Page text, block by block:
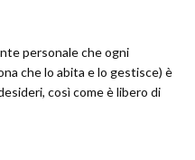
personale che ogni
che lo abita e lo gestisce) è
così come è libero di